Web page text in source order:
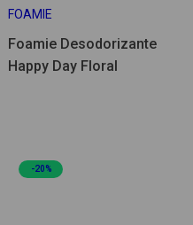
FOAMIE
Foamie Desodorizante
Happy Day Floral
-20%